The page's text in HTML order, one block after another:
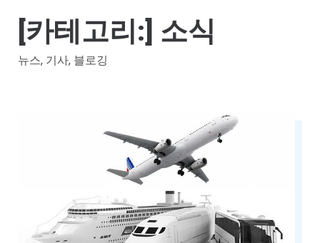
[카테고리:] 소식
뉴스, 기사, 블로깅